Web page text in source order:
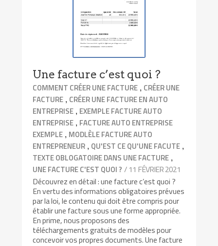
Une facture c’est quoi ?
COMMENT CRÉER UNE FACTURE , CRÉER UNE
FACTURE , CRÉER UNE FACTURE EN AUTO
ENTREPRISE , EXEMPLE FACTURE AUTO
ENTREPRISE , FACTURE AUTO ENTREPRISE
EXEMPLE , MODLÈLE FACTURE AUTO
ENTREPRENEUR , QU'EST CE QU'UNE FACUTE ,
TEXTE OBLOGATOIRE DANS UNE FACTURE ,
UNE FACTURE C'EST QUOI ? / 11 FÉVRIER 2021
Découvrez en détail : une facture c’est quoi ?
En vertu des informations obligatoires prévues
par la loi, le contenu qui doit être compris pour
établir une facture sous une forme appropriée.
En prime, nous proposons des
téléchargements gratuits de modèles pour
concevoir vos propres documents. Une facture